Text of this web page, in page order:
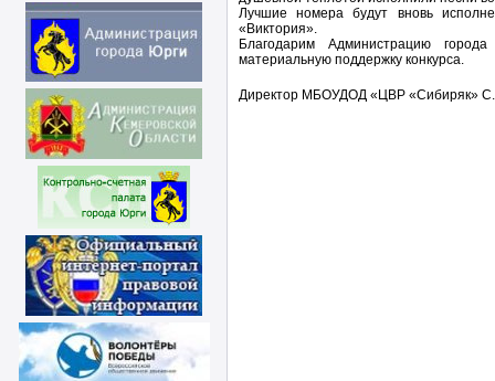
Лучшие номера будут вновь
«Виктория».
Благодарим Администрацию
материальную поддержку конкурса.
Директор МБОУДОД «ЦВР «Сибиряк»